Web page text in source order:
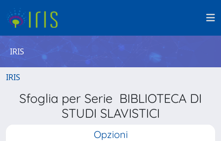
IRIS
IRIS
Sfoglia per Serie BIBLIOTECA DI
STUDI SLAVISTICI
Opzioni